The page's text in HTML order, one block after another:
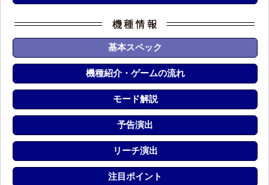
基本スペック
機種紹介・ゲームの流れ
モード解説
予告演出
リーチ演出
注目ポイント